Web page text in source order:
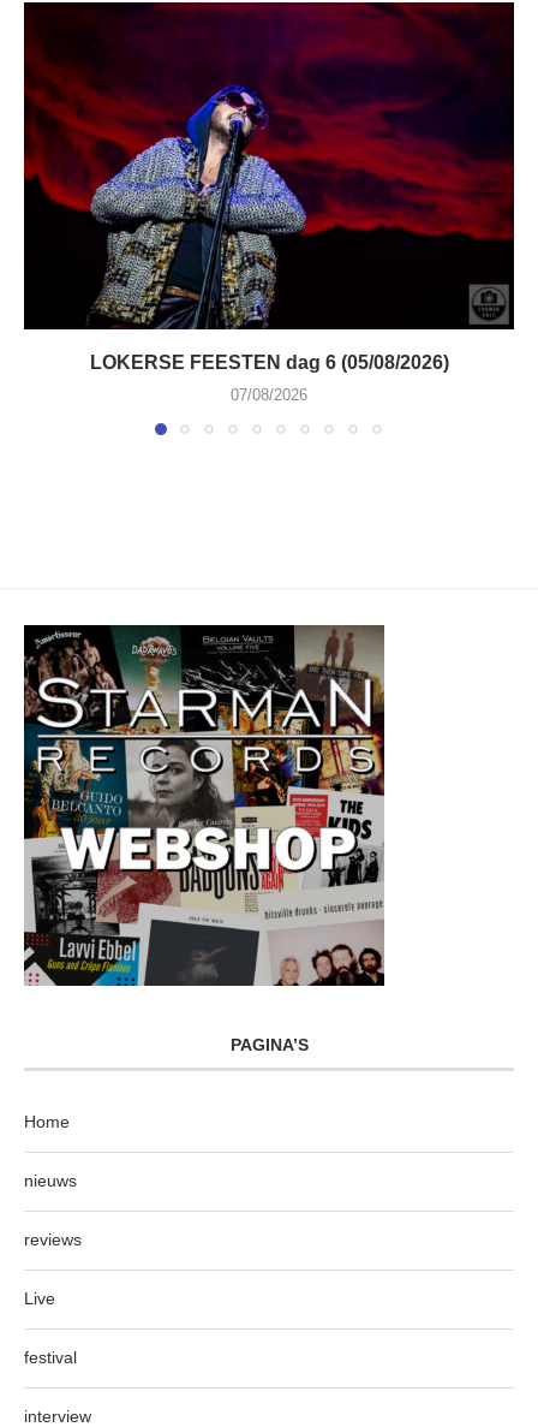
LOKERSE FEESTEN dag 6 (05/08/2026)
07/08/2026
PAGINA’S
Home
nieuws
reviews
Live
festival
interview